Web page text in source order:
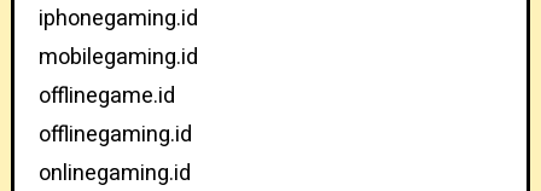
iphonegaming.id
mobilegaming.id
offlinegame.id
offlinegaming.id
onlinegaming.id